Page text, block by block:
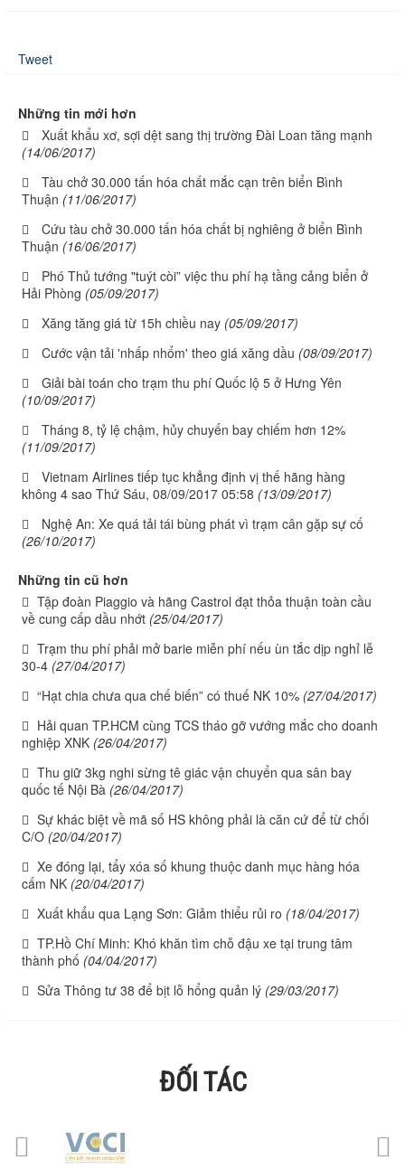
Tweet
Những tin mới hơn
Xuất khẩu xơ, sợi dệt sang thị trường Đài Loan tăng mạnh
(14/06/2017)
Tàu chở 30.000 tấn hóa chất mắc cạn trên biển Bình
Thuận (11/06/2017)
Cứu tàu chở 30.000 tấn hóa chất bị nghiêng ở biển Bình
Thuận (16/06/2017)
Phó Thủ tướng "tuýt còi” việc thu phí hạ tầng cảng biển ở
Hải Phòng (05/09/2017)
Xăng tăng giá từ 15h chiều nay (05/09/2017)
Cước vận tải 'nhấp nhổm' theo giá xăng dầu (08/09/2017)
Giải bài toán cho trạm thu phí Quốc lộ 5 ở Hưng Yên
(10/09/2017)
Tháng 8, tỷ lệ chậm, hủy chuyến bay chiếm hơn 12%
(11/09/2017)
Vietnam Airlines tiếp tục khẳng định vị thế hãng hàng
không 4 sao Thứ Sáu, 08/09/2017 05:58 (13/09/2017)
Nghệ An: Xe quá tải tái bùng phát vì trạm cân gặp sự cố
(26/10/2017)
Những tin cũ hơn
Tập đoàn Piaggio và hãng Castrol đạt thỏa thuận toàn cầu
về cung cấp dầu nhớt (25/04/2017)
Trạm thu phí phải mở barie miễn phí nếu ùn tắc dịp nghỉ lễ
30-4 (27/04/2017)
“Hạt chia chưa qua chế biến” có thuế NK 10% (27/04/2017)
Hải quan TP.HCM cùng TCS tháo gỡ vướng mắc cho doanh
nghiệp XNK (26/04/2017)
Thu giữ 3kg nghi sừng tê giác vận chuyển qua sân bay
quốc tế Nội Bà (26/04/2017)
Sự khác biệt về mã số HS không phải là căn cứ để từ chối
C/O (20/04/2017)
Xe đóng lại, tẩy xóa số khung thuộc danh mục hàng hóa
cấm NK (20/04/2017)
Xuất khẩu qua Lạng Sơn: Giảm thiểu rủi ro (18/04/2017)
TP.Hồ Chí Minh: Khó khăn tìm chỗ đậu xe tại trung tâm
thành phố (04/04/2017)
Sửa Thông tư 38 để bịt lỗ hổng quản lý (29/03/2017)
ĐỐI TÁC